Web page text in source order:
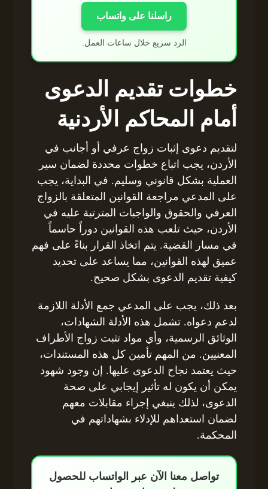
راسلنا على واتساب
الرد سريع خلال ساعات العمل.
خطوات تقديم الدعوى
أمام المحاكم الأردنية
لتقديم دعوى إثبات زواج عرفي أو أجانب في
الأردن، يجب اتباع خطوات محددة لضمان سير
العملية بشكل قانوني وسليم. في البداية، يجب
على المدعي مراجعة القوانين المتعلقة بالزواج
العرفي والحقوق والواجبات المترتبة عليه في
الأردن، حيث تلعب هذه القوانين دوراً حاسماً
في مسار القضية. يتم اتخاذ القرار بناءً على فهم
عميق لهذه القوانين، مما يساعد على تحديد
كيفية تقديم الدعوى بشكل صحيح.
بعد ذلك، يجب على المدعي جمع الأدلة اللازمة
لدعم دعواه. تشمل هذه الأدلة الشهادات،
الوثائق الرسمية، وأي مواد تثبت زواج الأطراف
المعنيين. من المهم تأمين كل هذه المستندات،
حيث يعتمد نجاح الدعوى عليها. إن وجود شهود
يمكن أن يكون له تأثير إيجابي على صحة
الدعوى، لذلك ينبغي إجراء مقابلات معهم
لضمان استعداهم للإدلاء بشهاداتهم في
المحكمة.
تواصل معنا الآن عبر الواتساب للحصول